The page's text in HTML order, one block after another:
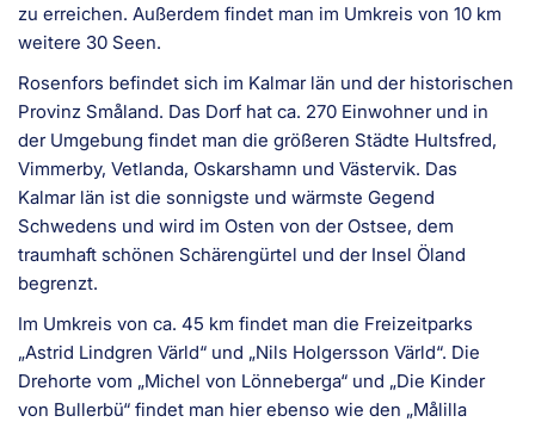
zu erreichen. Außerdem findet man im Umkreis von 10 km
weitere 30 Seen.
Rosenfors befindet sich im Kalmar län und der historischen
Provinz Småland. Das Dorf hat ca. 270 Einwohner und in
der Umgebung findet man die größeren Städte Hultsfred,
Vimmerby, Vetlanda, Oskarshamn und Västervik. Das
Kalmar län ist die sonnigste und wärmste Gegend
Schwedens und wird im Osten von der Ostsee, dem
traumhaft schönen Schärengürtel und der Insel Öland
begrenzt.
Im Umkreis von ca. 45 km findet man die Freizeitparks
„Astrid Lindgren Värld“ und „Nils Holgersson Värld“. Die
Drehorte vom „Michel von Lönneberga“ und „Die Kinder
von Bullerbü“ findet man hier ebenso wie den „Målilla